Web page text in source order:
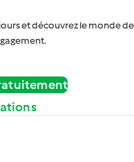
et découvrez le monde de